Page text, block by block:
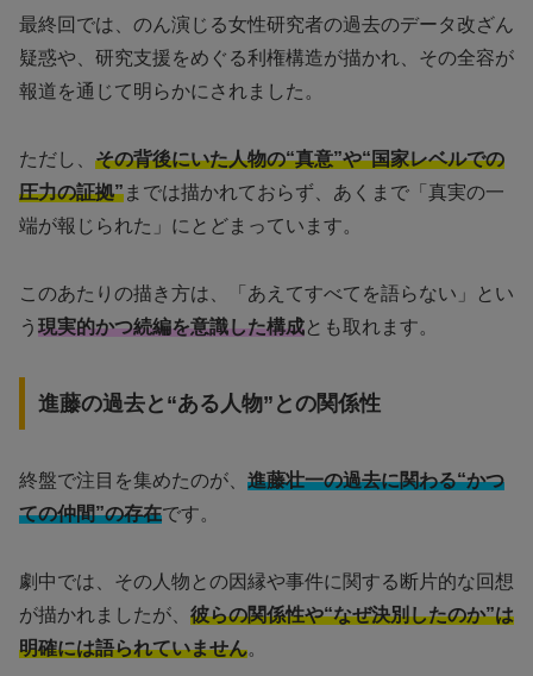
最終回では、のん演じる女性研究者の過去のデータ改ざん
疑惑や、研究支援をめぐる利権構造が描かれ、その全容が
報道を通じて明らかにされました。
ただし、 その背後にいた人物の“真意”や“国家レベルでの
圧力の証拠”までは描かれておらず、あくまで「真実の一
端が報じられた」にとどまっています。
このあたりの描き方は、「あえてすべてを語らない」とい
う 現実的かつ続編を意識した構成とも取れます。
進藤の過去と“ある人物”との関係性
終盤で注目を集めたのが、 進藤壮一の過去に関わる“かつ
ての仲間”の存在です。
劇中では、その人物との因縁や事件に関する断片的な回想
が描かれましたが、 彼らの関係性や“なぜ決別したのか”は
明確には語られていません。